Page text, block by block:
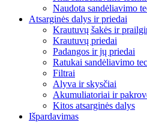
Naudota sandėliavimo
Atsarginės dalys ir priedai
Krautuvų šakės ir
Krautuvų priedai
Padangos ir jų priedai
Ratukai sandėliavimo
Filtrai
Alyva ir skysčiai
Akumuliatoriai ir
Kitos atsarginės dalys
Išpardavimas